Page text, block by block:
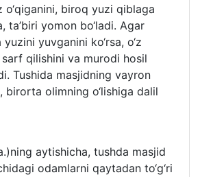
o‘qiganini, biroq yuzi qiblaga
ta’biri yomon bo‘ladi. Agar
yuvganini ko‘rsa, o‘z
qilishini va murodi hosil
Tushida masjidning vayron
birorta olimning o‘lishiga dalil
aytishicha, tushda masjid
odamlarni qaytadan to‘g‘ri